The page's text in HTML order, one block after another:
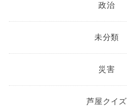
政治
未分類
災害
芦屋クイズ